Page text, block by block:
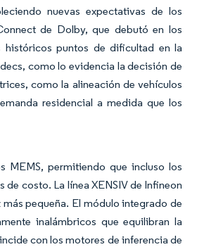
nuevas expectativas de los
de Dolby, que debutó en los
históricos puntos de dificultad en la
como lo evidencia la decisión de
como la alineación de vehículos
residencial a medida que los
MEMS, permitiendo que incluso los
costo. La línea XENSIV de Infineon
pequeña. El módulo integrado de
inalámbricos que equilibran la
con los motores de inferencia de